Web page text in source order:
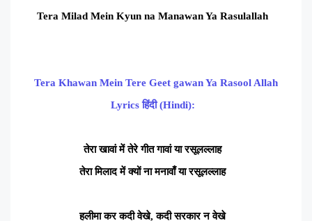
Tera Milad Mein Kyun na Manawan Ya Rasulallah
Tera Khawan Mein Tere Geet gawan Ya Rasool Allah
Lyrics हिंदी (Hindi):
तेरा खावां में तेरे गीत गावां या रसूलल्लाह
तेरा मिलाद में क्यों ना मनावाँ या रसूलल्लाह
हलीमा कर कदी वेखे, कदी सरकार न वेखे